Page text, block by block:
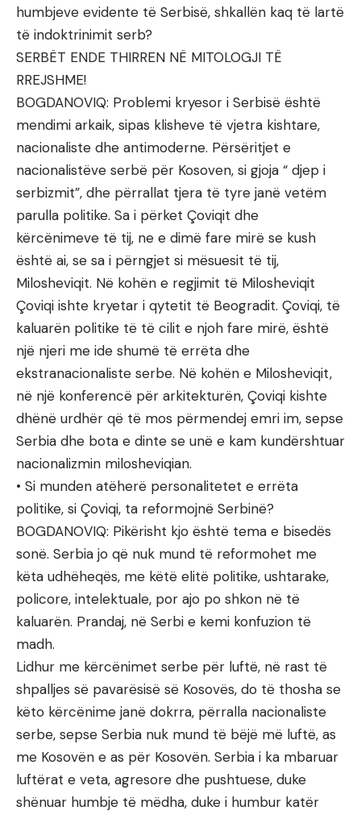
humbjeve evidente të Serbisë, shkallën kaq të lartë
të indoktrinimit serb?
SERBËT ENDE THIRREN NË MITOLOGJI TË
RREJSHME!
BOGDANOVIQ: Problemi kryesor i Serbisë është
mendimi arkaik, sipas klisheve të vjetra kishtare,
nacionaliste dhe antimoderne. Përsëritjet e
nacionalistëve serbë për Kosoven, si gjoja “ djep i
serbizmit”, dhe përrallat tjera të tyre janë vetëm
parulla politike. Sa i përket Çoviqit dhe
kërcënimeve të tij, ne e dimë fare mirë se kush
është ai, se sa i përngjet si mësuesit të tij,
Milosheviqit. Në kohën e regjimit të Milosheviqit
Çoviqi ishte kryetar i qytetit të Beogradit. Çoviqi, të
kaluarën politike të të cilit e njoh fare mirë, është
një njeri me ide shumë të errëta dhe
ekstranacionaliste serbe. Në kohën e Milosheviqit,
në një konferencë për arkitekturën, Çoviqi kishte
dhënë urdhër që të mos përmendej emri im, sepse
Serbia dhe bota e dinte se unë e kam kundërshtuar
nacionalizmin milosheviqian.
• Si munden atëherë personalitetet e errëta
politike, si Çoviqi, ta reformojnë Serbinë?
BOGDANOVIQ: Pikërisht kjo është tema e bisedës
sonë. Serbia jo që nuk mund të reformohet me
këta udhëheqës, me këtë elitë politike, ushtarake,
policore, intelektuale, por ajo po shkon në të
kaluarën. Prandaj, në Serbi e kemi konfuzion të
madh.
Lidhur me kërcënimet serbe për luftë, në rast të
shpalljes së pavarësisë së Kosovës, do të thosha se
këto kërcënime janë dokrra, përralla nacionaliste
serbe, sepse Serbia nuk mund të bëjë më luftë, as
me Kosovën e as për Kosovën. Serbia i ka mbaruar
luftërat e veta, agresore dhe pushtuese, duke
shënuar humbje të mëdha, duke i humbur katër